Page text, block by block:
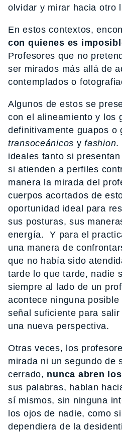
olvidar y mirar hacia otro
En estos contextos,
con quienes es
Profesores que no
ser mirados más allá de
contemplados o
Algunos de estos se
con el alineamiento y los
definitivamente guapos o
transoceánicos yfashion.
ideales tanto si
si atienden a perfiles
manera la mirada del
cuerpos acortados de
oportunidad ideal para
sus posturas, sus
energía. Y para el
una manera de
que no había sido
tarde lo que tarde, nadie
siempre al lado de un
acontece ninguna
señal suficiente para
una nueva perspectiva.
Otras veces, los
mirada ni un segundo de
cerrado, nunca abren
sus palabras, hablan
sí mismos, sin ninguna
los ojos de nadie, como
dependiera de la